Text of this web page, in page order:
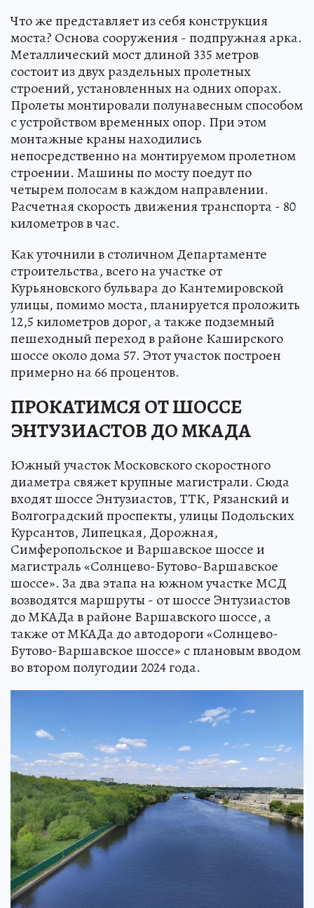
Что же представляет из себя конструкция
моста? Основа сооружения - подпружная арка.
Металлический мост длиной 335 метров
состоит из двух раздельных пролетных
строений, установленных на одних опорах.
Пролеты монтировали полунавесным способом
с устройством временных опор. При этом
монтажные краны находились
непосредственно на монтируемом пролетном
строении. Машины по мосту поедут по
четырем полосам в каждом направлении.
Расчетная скорость движения транспорта - 80
километров в час.
Как уточнили в столичном Департаменте
строительства, всего на участке от
Курьяновского бульвара до Кантемировской
улицы, помимо моста, планируется проложить
12,5 километров дорог, а также подземный
пешеходный переход в районе Каширского
шоссе около дома 57. Этот участок построен
примерно на 66 процентов.
ПРОКАТИМСЯ ОТ ШОССЕ
ЭНТУЗИАСТОВ ДО МКАДА
Южный участок Московского скоростного
диаметра свяжет крупные магистрали. Сюда
входят шоссе Энтузиастов, ТТК, Рязанский и
Волгоградский проспекты, улицы Подольских
Курсантов, Липецкая, Дорожная,
Симферопольское и Варшавское шоссе и
магистраль «Солнцево-Бутово-Варшавское
шоссе». За два этапа на южном участке МСД
возводятся маршруты - от шоссе Энтузиастов
до МКАДа в районе Варшавского шоссе, а
также от МКАДа до автодороги «Солнцево-
Бутово-Варшавское шоссе» с плановым вводом
во втором полугодии 2024 года.